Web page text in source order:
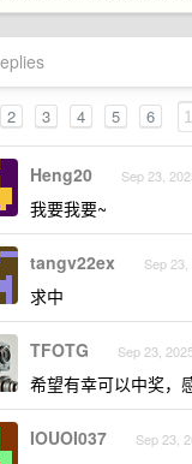
2 3 4 5 6
Heng20 Sep 23,
我要我要~
tangv22ex Sep
求中
TFOTG Sep 23,
希望有幸可以中奖，
IOUOI037 Sep 23,